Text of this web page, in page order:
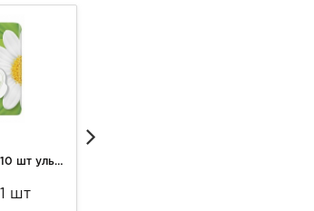
Натурелла прокладки 10 шт ультра нормал
11 шт